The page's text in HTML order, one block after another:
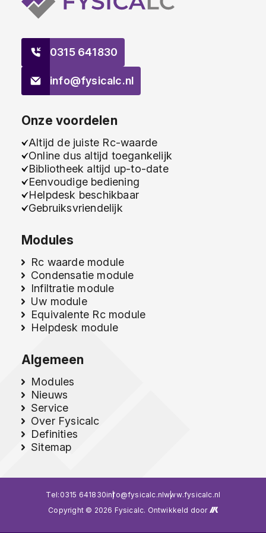
0315 641830
info@fysicalc.nl
Onze voordelen
Altijd de juiste Rc-waarde
Online dus altijd toegankelijk
Bibliotheek altijd up-to-date
Eenvoudige bediening
Helpdesk beschikbaar
Gebruiksvriendelijk
Modules
Rc waarde module
Condensatie module
Infiltratie module
Uw module
Equivalente Rc module
Helpdesk module
Algemeen
Modules
Nieuws
Service
Over Fysicalc
Definities
Sitemap
Tel: 0315 641830info@fysicalc.nlwww.fysicalc.nl
Copyright © 2026 Fysicalc. Ontwikkeld door